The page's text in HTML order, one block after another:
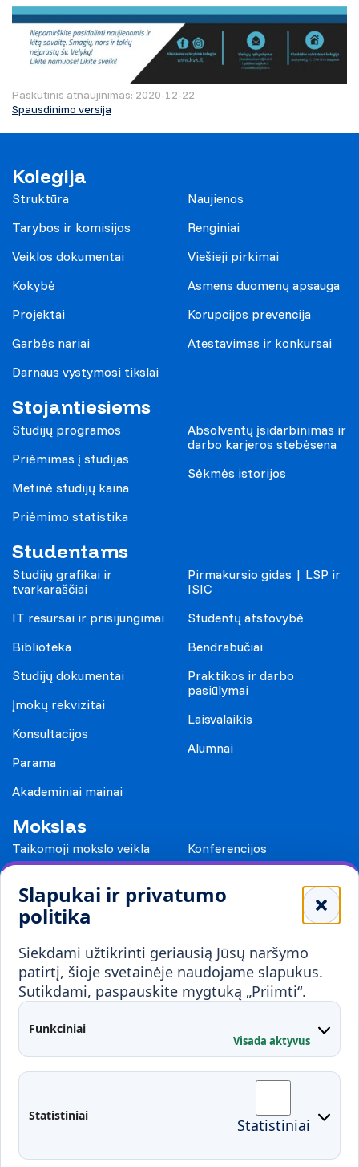
Slapukai ir privatumo
politika
Siekdami užtikrinti geriausią Jūsų naršymo
patirtį, šioje svetainėje naudojame slapukus.
Sutikdami, paspauskite mygtuką „Priimti“.
Funkciniai
Visada aktyvus
Statistiniai Statistiniai
Paskutinis atnaujinimas: 2020-12-22
Spausdinimo versija
Kolegija
Struktūra
Tarybos ir komisijos
Veiklos dokumentai
Kokybė
Projektai
Garbės nariai
Darnaus vystymosi tikslai
Naujienos
Renginiai
Viešieji pirkimai
Asmens duomenų apsauga
Korupcijos prevencija
Atestavimas ir konkursai
Stojantiesiems
Studijų programos
Priėmimas į studijas
Metinė studijų kaina
Priėmimo statistika
Absolventų įsidarbinimas ir
darbo karjeros stebėsena
Sėkmės istorijos
Studentams
Studijų grafikai ir
tvarkaraščiai
IT resursai ir prisijungimai
Biblioteka
Studijų dokumentai
Įmokų rekvizitai
Konsultacijos
Parama
Akademiniai mainai
Pirmakursio gidas | LSP ir
ISIC
Studentų atstovybė
Bendrabučiai
Praktikos ir darbo
pasiūlymai
Laisvalaikis
Alumnai
Mokslas
Taikomoji mokslo veikla
Konferencijos
Mokykloms
Visuomenei ir verslui
Mokymai ir konsultavimas
Partnerystės
Karjera
Kontaktai
Administracija
Fakultetai
Studentų atstovybė
Moodle